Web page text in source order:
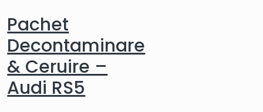
Pachet
Decontaminare
& Ceruire –
Audi RS5